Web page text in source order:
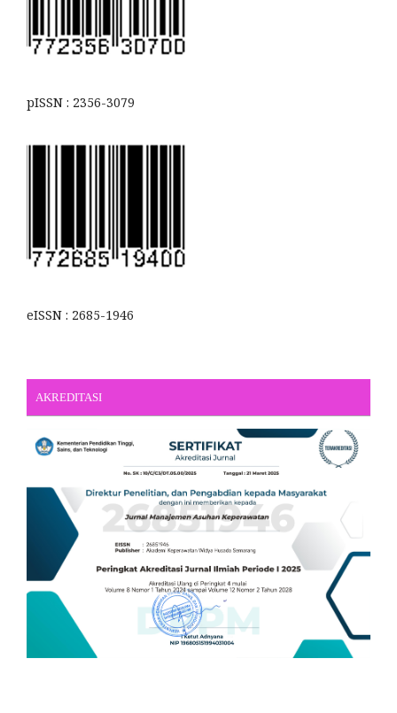
pISSN : 2356-3079
eISSN : 2685-1946
AKREDITASI